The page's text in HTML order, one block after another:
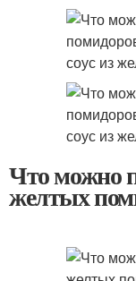
Что можно
желтых